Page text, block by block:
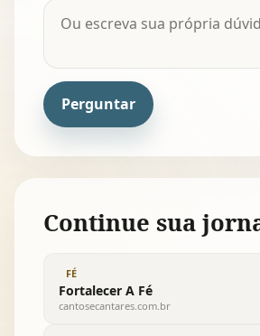
Perguntar
Continue sua
FÉ
Fortalecer A Fé
cantosecantares.com.br